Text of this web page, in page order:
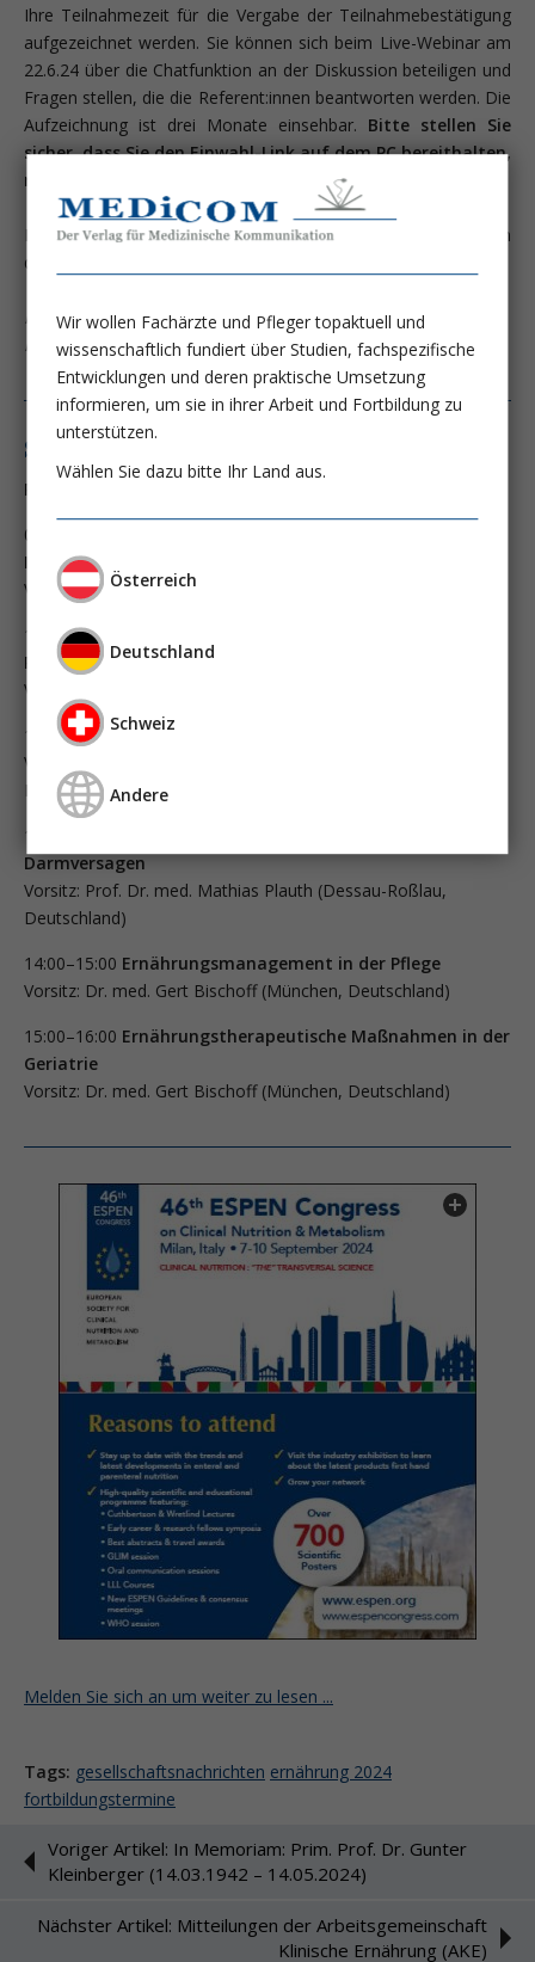
Ihre Teilnahmezeit für die Vergabe der Teilnahmebestätigung
aufgezeichnet werden. Sie können sich beim Live-Webinar am
22.6.24 über die Chatfunktion an der Diskussion beteiligen und
Fragen stellen, die die Referent:innen beantworten werden. Die
Aufzeichnung ist drei Monate einsehbar. Bitte stellen Sie
sicher, dass Sie den Einwahl-Link auf dem PC bereithalten,
mit dem Sie teilnehmen werden.
Die Teilnahmebestätigung für alle Kongresstage erhalten Sie in
der KW 26-27.
Herzlichst Ihr
Kongressteam ERNÄHRUNG 2024
Samstag, 22.6.24 Online-Fortbildungstag
Programmübersicht Webinar 2
09:00–10:00
Intensivmedizin
Vorsitz: Prof. Dr. med Arved Weimann (Leipzig, Deutschland)
10:00–11:00
Patient:innen
Vorsitz: Prof. Dr. med Arved Weimann (Leipzig, Deutschland)
11:30–12:30Pankreas und Leber
Vorsitz: Prof. Dr. med. Mathias Plauth (Dessau-Roßlau,
Deutschland)
12:30–13:30
Darmversagen
Vorsitz: Prof. Dr. med. Mathias Plauth (Dessau-Roßlau,
Deutschland)
14:00–15:00 Ernährungsmanagement in der Pflege
Vorsitz: Dr. med. Gert Bischoff (München, Deutschland)
15:00–16:00 Ernährungstherapeutische Maßnahmen in der
Geriatrie
Vorsitz: Dr. med. Gert Bischoff (München, Deutschland)
Melden Sie sich an um weiter zu lesen ...
Tags: gesellschaftsnachrichten ernährung 2024
fortbildungstermine
Voriger Artikel: In Memoriam: Prim. Prof. Dr. Gunter
Kleinberger (14.03.1942 – 14.05.2024)
Nächster Artikel: Mitteilungen der Arbeitsgemeinschaft
Klinische Ernährung (AKE)
Wir wollen Fachärzte und Pfleger topaktuell und
wissenschaftlich fundiert über Studien, fachspezifische
Entwicklungen und deren praktische Umsetzung
informieren, um sie in ihrer Arbeit und Fortbildung zu
unterstützen.
Wählen Sie dazu bitte Ihr Land aus.
Österreich
Deutschland
Schweiz
Andere